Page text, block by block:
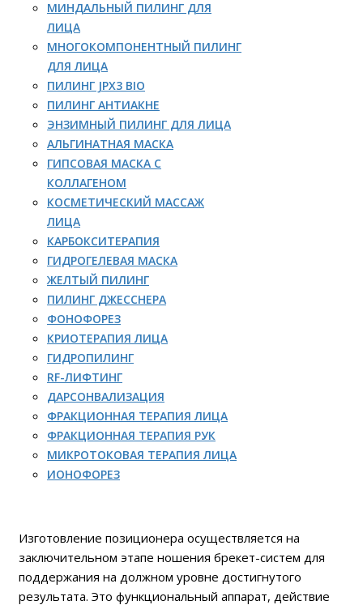
МИНДАЛЬНЫЙ ПИЛИНГ ДЛЯ
ЛИЦА
МНОГОКОМПОНЕНТНЫЙ ПИЛИНГ
ДЛЯ ЛИЦА
ПИЛИНГ JPX3 BIO
ПИЛИНГ АНТИАКНЕ
ЭНЗИМНЫЙ ПИЛИНГ ДЛЯ ЛИЦА
АЛЬГИНАТНАЯ МАСКА
ГИПСОВАЯ МАСКА С
КОЛЛАГЕНОМ
КОСМЕТИЧЕСКИЙ МАССАЖ
ЛИЦА
КАРБОКСИТЕРАПИЯ
ГИДРОГЕЛЕВАЯ МАСКА
ЖЕЛТЫЙ ПИЛИНГ
ПИЛИНГ ДЖЕССНЕРА
ФОНОФОРЕЗ
КРИОТЕРАПИЯ ЛИЦА
ГИДРОПИЛИНГ
RF-ЛИФТИНГ
ДАРСОНВАЛИЗАЦИЯ
ФРАКЦИОННАЯ ТЕРАПИЯ ЛИЦА
ФРАКЦИОННАЯ ТЕРАПИЯ РУК
МИКРОТОКОВАЯ ТЕРАПИЯ ЛИЦА
ИОНОФОРЕЗ
Изготовление позиционера осуществляется на
заключительном этапе ношения брекет-систем для
поддержания на должном уровне достигнутого
результата. Это функциональный аппарат, действие